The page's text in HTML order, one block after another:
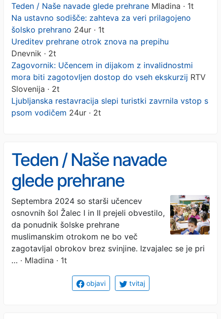
Teden / Naše navade glede prehrane Mladina · 1t
Na ustavno sodišče: zahteva za veri prilagojeno
šolsko prehrano 24ur · 1t
Ureditev prehrane otrok znova na prepihu
Dnevnik · 2t
Zagovornik: Učencem in dijakom z invalidnostmi
mora biti zagotovljen dostop do vseh ekskurzij RTV
Slovenija · 2t
Ljubljanska restavracija slepi turistki zavrnila vstop s
psom vodičem 24ur · 2t
Teden / Naše navade
glede prehrane
Septembra 2024 so starši učencev
osnovnih šol Žalec I in II prejeli obvestilo,
da ponudnik šolske prehrane
muslimanskim otrokom ne bo več
zagotavljal obrokov brez svinjine. Izvajalec se je pri
… · Mladina · 1t
objavi tvitaj